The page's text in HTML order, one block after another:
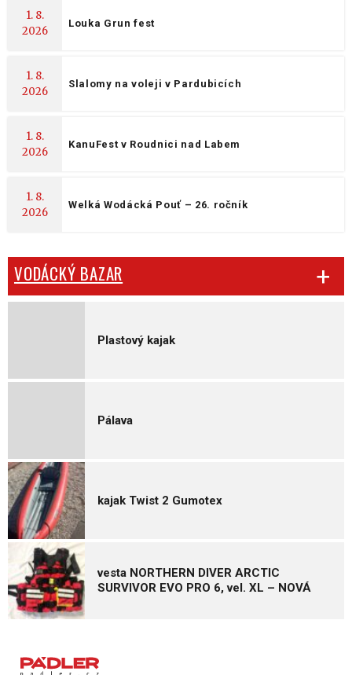
1. 8.
2026
Louka Grun fest
1. 8.
2026
Slalomy na voleji v Pardubicích
1. 8.
2026
KanuFest v Roudnici nad Labem
1. 8.
2026
Welká Wodácká Pouť – 26. ročník
VODÁCKÝ BAZAR
Plastový kajak
Pálava
kajak Twist 2 Gumotex
vesta NORTHERN DIVER ARCTIC
SURVIVOR EVO PRO 6, vel. XL – NOVÁ